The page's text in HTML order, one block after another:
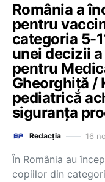
România a
pentru
categoria 5-
unei decizii
pentru
Gheorghiță /
pediatrică
siguranța
Redacția 16
În România au
copiilor din